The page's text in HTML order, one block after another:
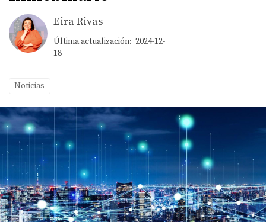
Eira Rivas
Última actualización: 2024-12-
18
Noticias